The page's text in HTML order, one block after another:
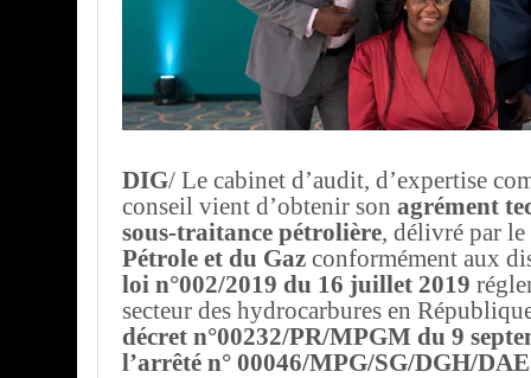
DIG/ Le cabinet d’audit, d’expertise
conseil vient d’obtenir son agrément
sous-traitance pétrolière, délivré par le
Pétrole et du Gaz conformément aux
loi n°002/2019 du 16 juillet 2019
secteur des hydrocarbures en
décret n°00232/PR/MPGM du 9
l’arrêté n° 00046/MPG/SG/DGH/